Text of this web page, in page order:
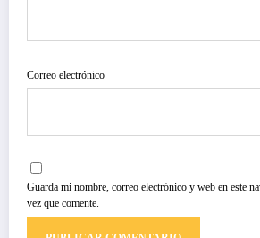
Correo electrónico
Guarda mi nombre, correo electrónico y web en este
vez que comente.